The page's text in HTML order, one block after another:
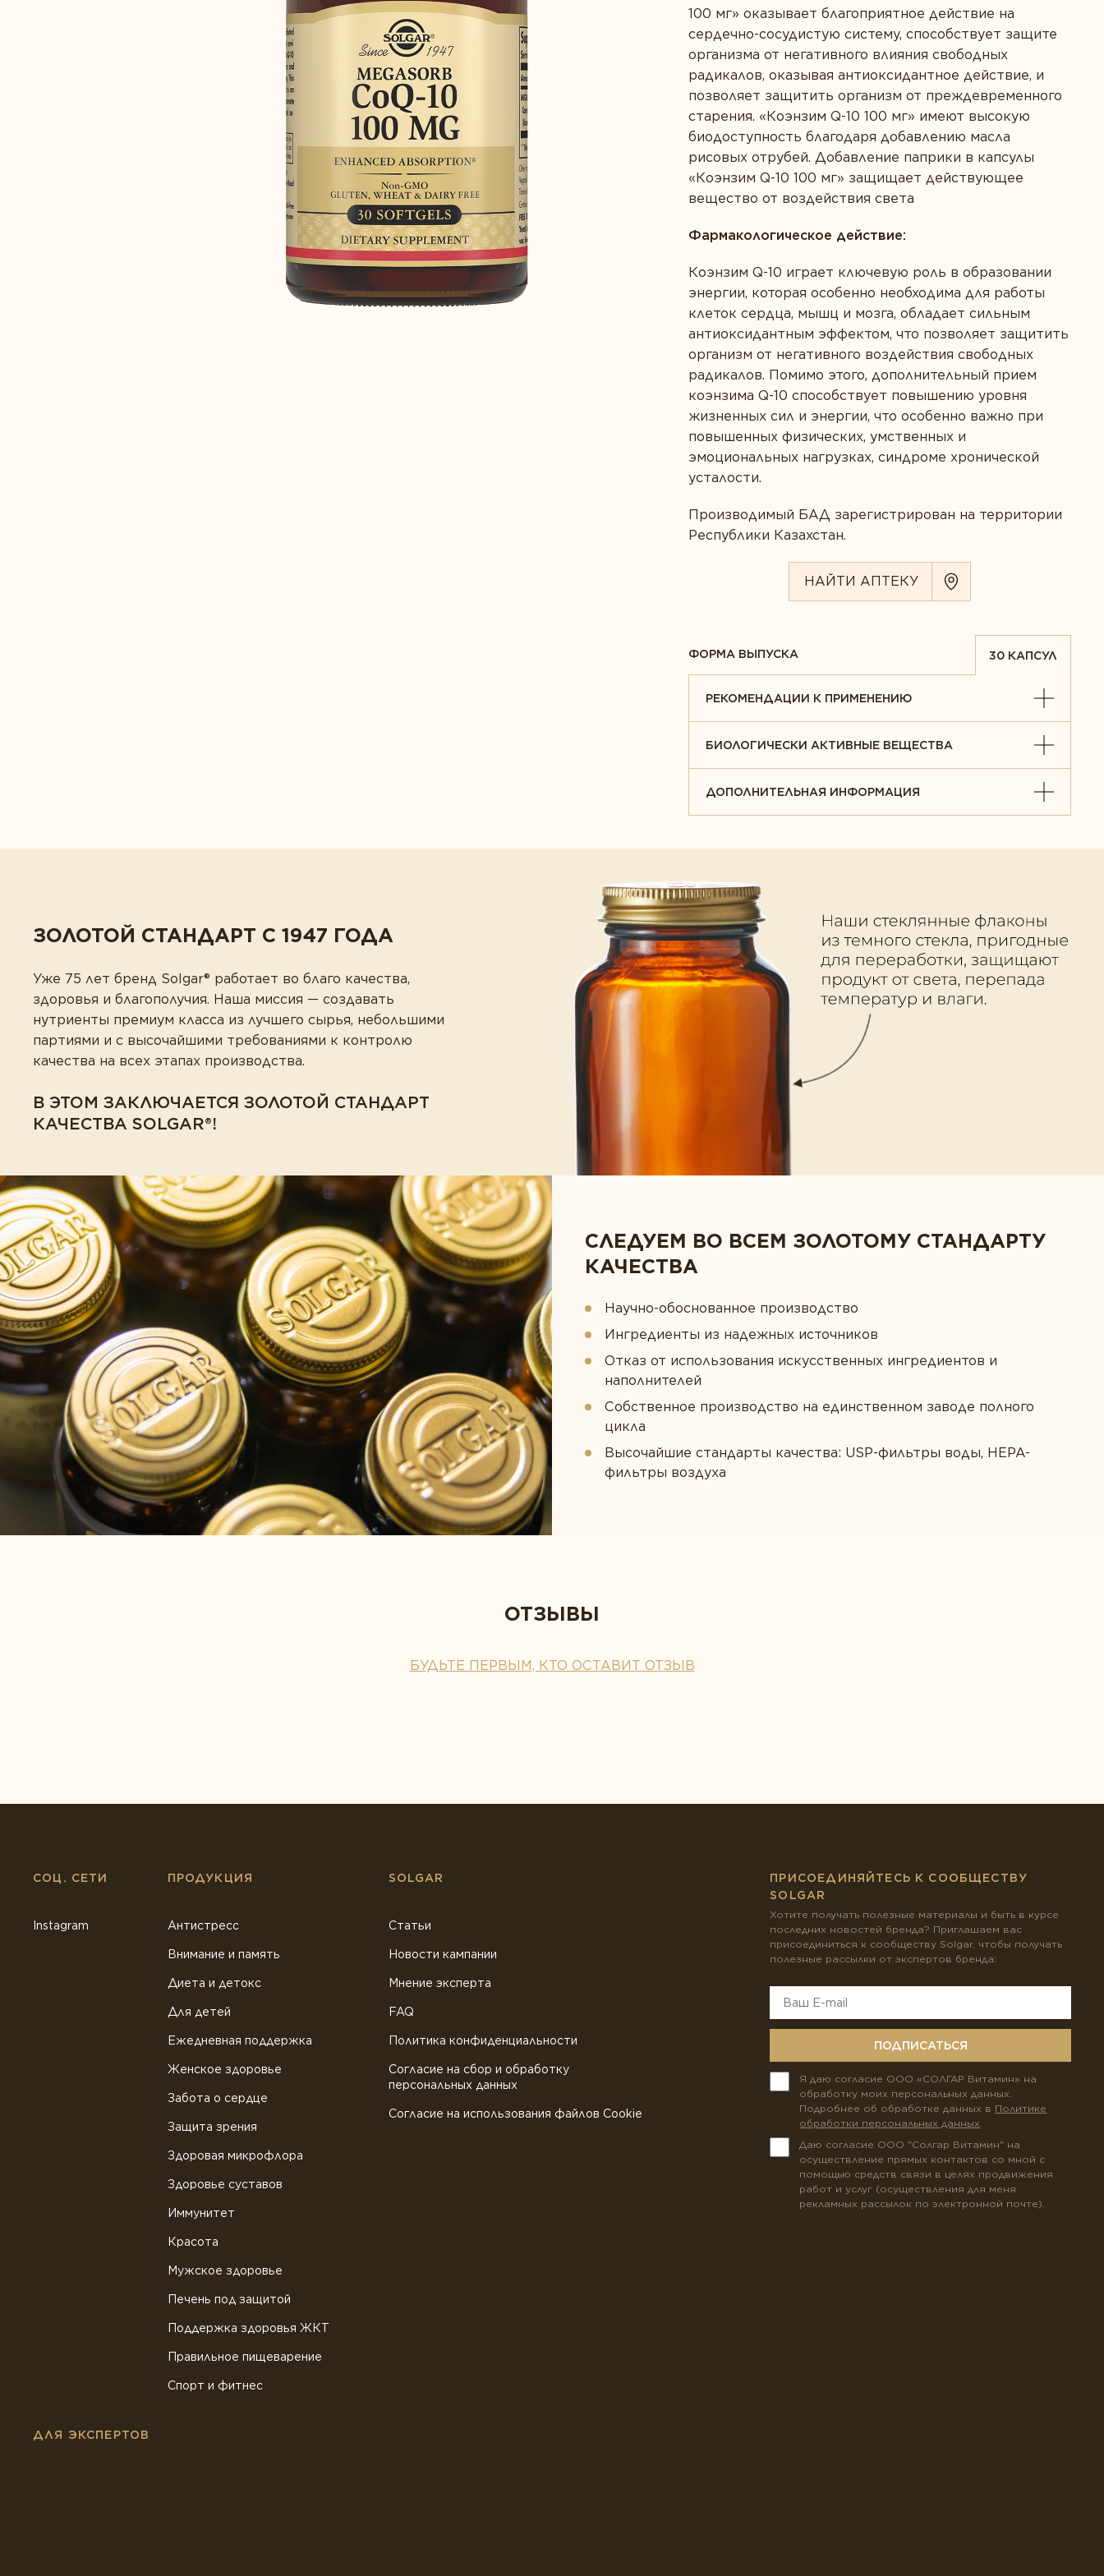
Правильное пищеварение
Спорт и фитнес
100 мг» оказывает благоприятное действие на
сердечно-сосудистую систему, способствует защите
организма от негативного влияния свободных
радикалов, оказывая антиоксидантное действие, и
позволяет защитить организм от преждевременного
старения. «Коэнзим Q-10 100 мг» имеют высокую
биодоступность благодаря добавлению масла
рисовых отрубей. Добавление паприки в капсулы
«Коэнзим Q-10 100 мг» защищает действующее
вещество от воздействия света
Фармакологическое действие:
Коэнзим Q-10 играет ключевую роль в образовании
энергии, которая особенно необходима для работы
клеток сердца, мышц и мозга, обладает сильным
антиоксидантным эффектом, что позволяет защитить
организм от негативного воздействия свободных
радикалов. Помимо этого, дополнительный прием
коэнзима Q-10 способствует повышению уровня
жизненных сил и энергии, что особенно важно при
повышенных физических, умственных и
эмоциональных нагрузках, синдроме хронической
усталости.
Производимый БАД зарегистрирован на территории
Республики Казахстан.
НАЙТИ АПТЕКУ
ФОРМА ВЫПУСКА 30 КАПСУЛ
РЕКОМЕНДАЦИИ К ПРИМЕНЕНИЮ
БИОЛОГИЧЕСКИ АКТИВНЫЕ ВЕЩЕСТВА
ДОПОЛНИТЕЛЬНАЯ ИНФОРМАЦИЯ
ЗОЛОТОЙ СТАНДАРТ С 1947 ГОДА
Уже 75 лет бренд Solgar® работает во благо качества,
здоровья и благополучия. Наша миссия — создавать
нутриенты премиум класса из лучшего сырья, небольшими
партиями и с высочайшими требованиями к контролю
качества на всех этапах производства.
В ЭТОМ ЗАКЛЮЧАЕТСЯ ЗОЛОТОЙ СТАНДАРТ
КАЧЕСТВА SOLGAR®!
СЛЕДУЕМ ВО ВСЕМ ЗОЛОТОМУ СТАНДАРТУ
КАЧЕСТВА
Научно-обоснованное производство
Ингредиенты из надежных источников
Отказ от использования искусственных ингредиентов и
наполнителей
Собственное производство на единственном заводе полного
цикла
Высочайшие стандарты качества: USP-фильтры воды, HEPA-
фильтры воздуха
ОТЗЫВЫ
БУДЬТЕ ПЕРВЫМ, КТО ОСТАВИТ ОТЗЫВ
ВЫ БЫ ПОРЕКОМЕНДОВАЛИ
ЭТОТ ПРОДУКТ СВОИМ БЛИЗКИМ?
ВАШ ПОЛ
ВАШ ВОЗРАСТ
ПРЕДСТАВЬТЕСЬ *
СОЦ. СЕТИ
Instagram
ПРОДУКЦИЯ
Антистресс
Внимание и память
Диета и детокс
Для детей
Ежедневная поддержка
Женское здоровье
Забота о сердце
Защита зрения
Здоровая микрофлора
Здоровье суставов
Иммунитет
Красота
Мужское здоровье
Печень под защитой
Поддержка здоровья ЖКТ
Правильное пищеварение
Спорт и фитнес
SOLGAR
Статьи
Новости кампании
Мнение эксперта
FAQ
Политика конфиденциальности
Согласие на сбор и обработку
персональных данных
Согласие на использования файлов Cookie
ДЛЯ ЭКСПЕРТОВ
ПРИСОЕДИНЯЙТЕСЬ К СООБЩЕСТВУ
SOLGAR
Хотите получать полезные материалы и быть в курсе
последних новостей бренда? Приглашаем вас
присоединиться к сообществу Solgar, чтобы получать
полезные рассылки от экспертов бренда:
ПОДПИСАТЬСЯ
Я даю согласие ООО «СОЛГАР Витамин» на
обработку моих персональных данных.
Подробнее об обработке данных в Политике
обработки персональных данных
Даю согласие ООО "Солгар Витамин" на
осуществление прямых контактов со мной с
помощью средств связи в целях продвижения
работ и услуг (осуществления для меня
рекламных рассылок по электронной почте).